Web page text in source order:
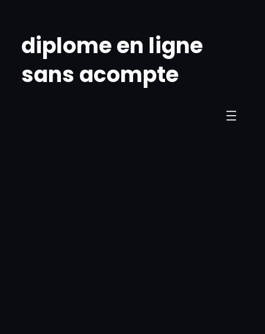
content
diplome en ligne
sans acompte